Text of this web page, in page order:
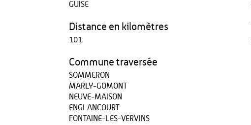
GUISE
Distance en kilomètres
101
Commune traversée
SOMMERON
MARLY-GOMONT
NEUVE-MAISON
ENGLANCOURT
FONTAINE-LES-VERVINS